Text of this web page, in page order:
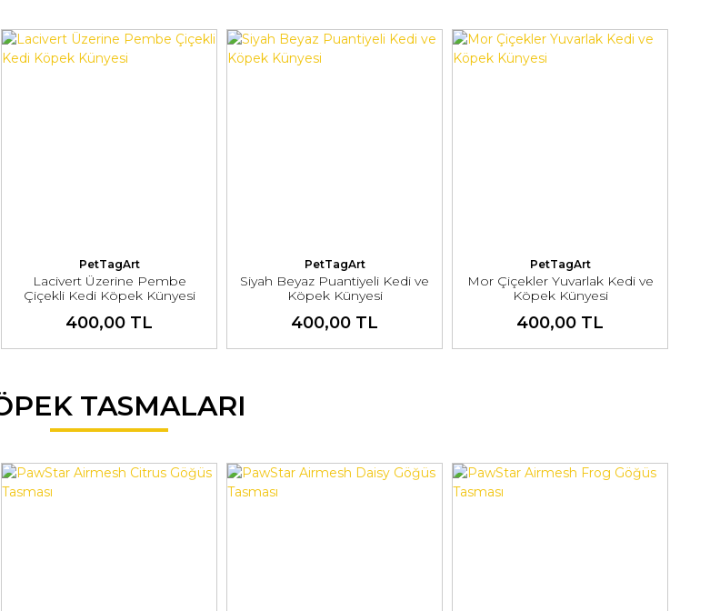
PetTagArt
Lacivert Üzerine Pembe
Çiçekli Kedi Köpek Künyesi
400,00 TL
PetTagArt
Siyah Beyaz Puantiyeli Kedi ve
Köpek Künyesi
400,00 TL
PetTagArt
Mor Çiçekler Yuvarlak Kedi ve
Köpek Künyesi
400,00 TL
TASMALARI